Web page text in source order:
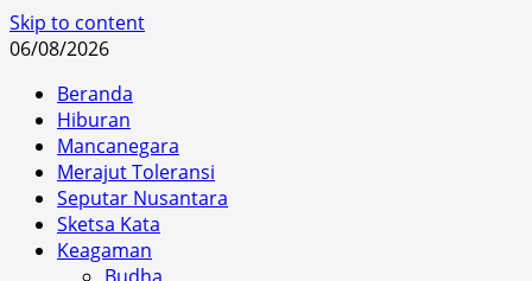
Skip to content
06/08/2026
Beranda
Hiburan
Mancanegara
Merajut Toleransi
Seputar Nusantara
Sketsa Kata
Keagaman